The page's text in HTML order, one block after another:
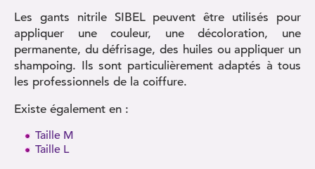
Les gants nitrile SIBEL peuvent être utilisés pour
appliquer une couleur, une décoloration, une
permanente, du défrisage, des huiles ou appliquer un
shampoing. Ils sont particulièrement adaptés à tous
les professionnels de la coiffure.
Existe également en :
Taille M
Taille L